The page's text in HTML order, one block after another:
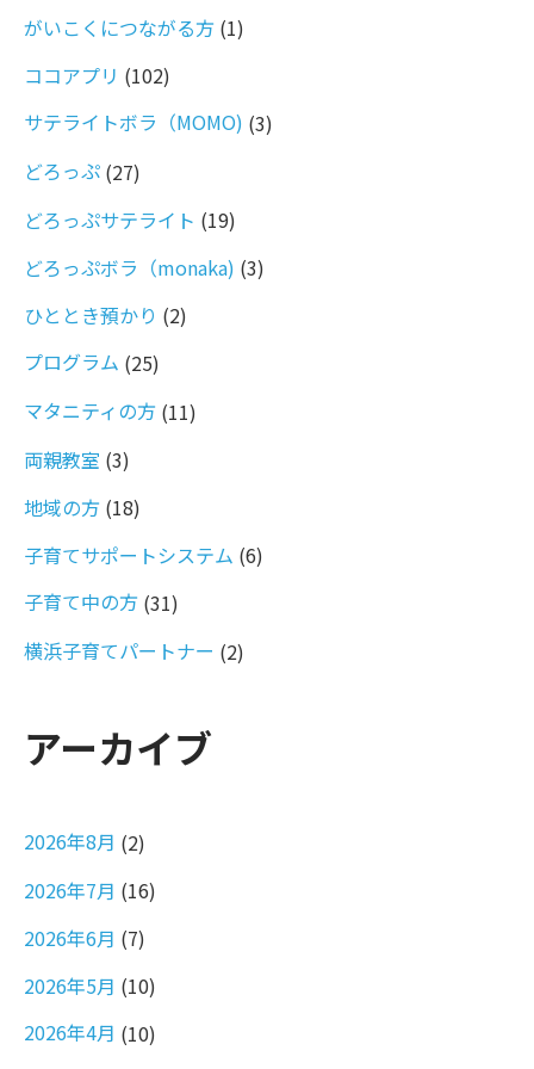
がいこくにつながる方 (1)
ココアプリ (102)
サテライトボラ（MOMO) (3)
どろっぷ (27)
どろっぷサテライト (19)
どろっぷボラ（monaka) (3)
ひととき預かり (2)
プログラム (25)
マタニティの方 (11)
両親教室 (3)
地域の方 (18)
子育てサポートシステム (6)
子育て中の方 (31)
横浜子育てパートナー (2)
アーカイブ
2026年8月 (2)
2026年7月 (16)
2026年6月 (7)
2026年5月 (10)
2026年4月 (10)